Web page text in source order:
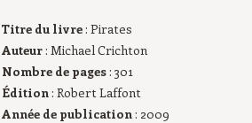
Titre du livre: Pirates
Auteur: Michael Crichton
Nombre de pages: 301
Édition: Robert Laffont
Année de publication: 2009